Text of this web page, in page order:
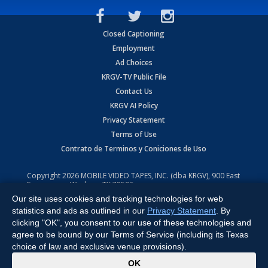
Closed Captioning
Employment
Ad Choices
KRGV-TV Public File
Contact Us
KRGV AI Policy
Privacy Statement
Terms of Use
Contrato de Terminos y Coniciones de Uso
Copyright2026 MOBILE VIDEO TAPES, INC. (dba KRGV), 900 East
Expressway, Weslaco, TX 78596.
All Rights Reserved. Powered by:Ruby Shore Software
Our site uses cookies and tracking technologies for web
statistics and ads as outlined in our Privacy Statement . By
clicking "OK", you consent to our use of these technologies and
agree to be bound by our Terms of Service (including its Texas
choice of law and exclusive venue provisions).
OK